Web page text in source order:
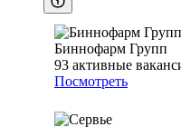
Биннофарм Групп
93 активные
Посмотреть